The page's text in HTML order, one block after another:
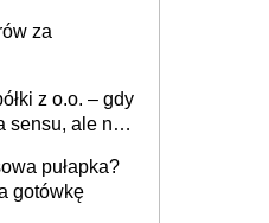
za
z o.o. – gdy
sensu, ale nie
pułapka?
gotówkę